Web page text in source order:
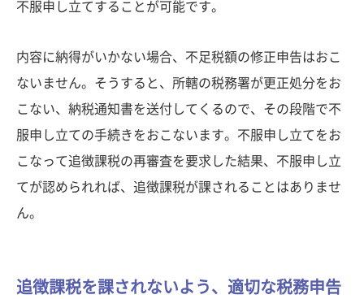
不服申し立てすることが可能です。
内容に納得がいかない場合、不足税額の修正申告はおこ
ないません。そうすると、所轄の税務署が更正処分をお
こない、納税通知書を送付してくるので、その段階で不
服申し立ての手続きをおこないます。不服申し立てをお
こなって追徴課税の再審査を要求した結果、不服申し立
てが認められれば、追徴課税が課されることはありませ
ん。
追徴課税を課されないよう、適切な税務申告